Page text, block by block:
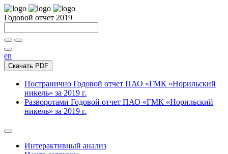
Годовой отчет 2019
en
Скачать PDF
Постранично Годовой отчет ПАО «ГМК «Норильский
никель» за 2019 г.
Разворотами Годовой отчет ПАО «ГМК «Норильский
никель» за 2019 г.
Интерактивный анализ